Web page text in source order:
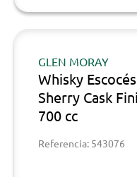
GLEN MORAY
Whisky
Sherry Cask
700 cc
Referencia: 543076